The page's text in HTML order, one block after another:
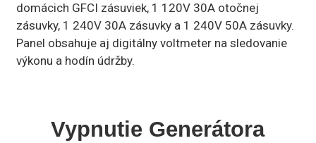
domácich GFCI zásuviek, 1 120V 30A otočnej
zásuvky, 1 240V 30A zásuvky a 1 240V 50A zásuvky.
Panel obsahuje aj digitálny voltmeter na sledovanie
výkonu a hodín údržby.
Vypnutie Generátora